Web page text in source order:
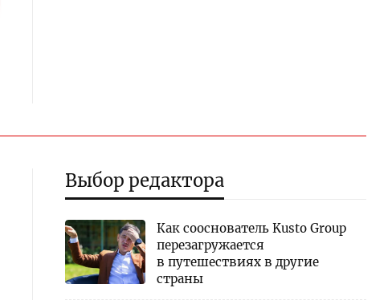
Выбор редактора
Как сооснователь Kusto Group
перезагружается
в путешествиях в другие
страны